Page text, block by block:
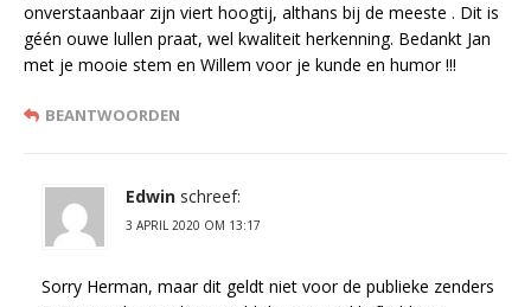
onverstaanbaar zijn viert hoogtij, althans bij de meeste . Dit is
géén ouwe lullen praat, wel kwaliteit herkenning. Bedankt Jan
met je mooie stem en Willem voor je kunde en humor !!!
BEANTWOORDEN
Edwin schreef:
3 APRIL 2020 OM 13:17
Sorry Herman, maar dit geldt niet voor de publieke zenders